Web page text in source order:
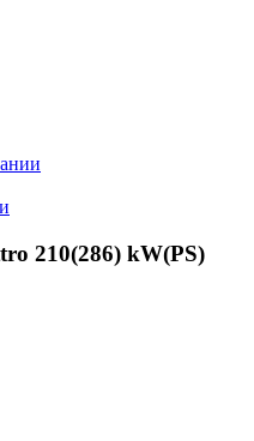
210(286) kW(PS)